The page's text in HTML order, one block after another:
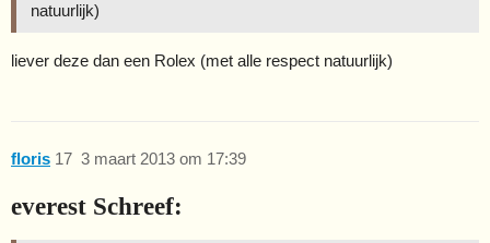
natuurlijk)
liever deze dan een Rolex (met alle respect natuurlijk)
floris 3 maart 2013 om 17:39
17
everest Schreef: